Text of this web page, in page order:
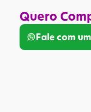
Quero
Fale com